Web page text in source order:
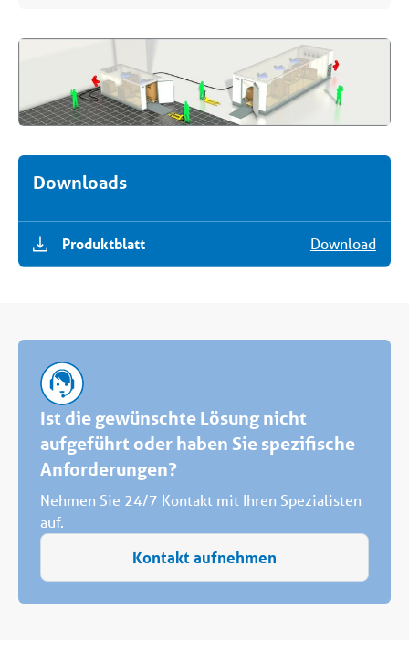
Downloads
Produktblatt Download
Ist die gewünschte Lösung nicht
aufgeführt oder haben Sie spezifische
Anforderungen?
Nehmen Sie 24/7 Kontakt mit Ihren Spezialisten
auf.
Kontakt aufnehmen